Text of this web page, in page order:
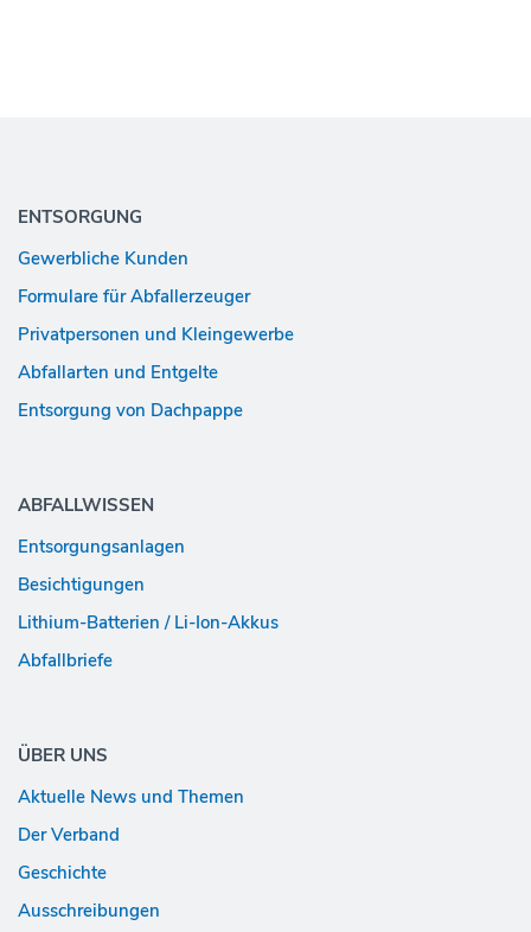
ENTSORGUNG
Gewerbliche Kunden
Formulare für Abfallerzeuger
Privatpersonen und Kleingewerbe
Abfallarten und Entgelte
Entsorgung von Dachpappe
ABFALLWISSEN
Entsorgungs­anlagen
Besichtigungen
Lithium-Batterien / Li-Ion-Akkus
Abfallbriefe
ÜBER UNS
Aktuelle News und Themen
Der Verband
Geschichte
Ausschreibungen